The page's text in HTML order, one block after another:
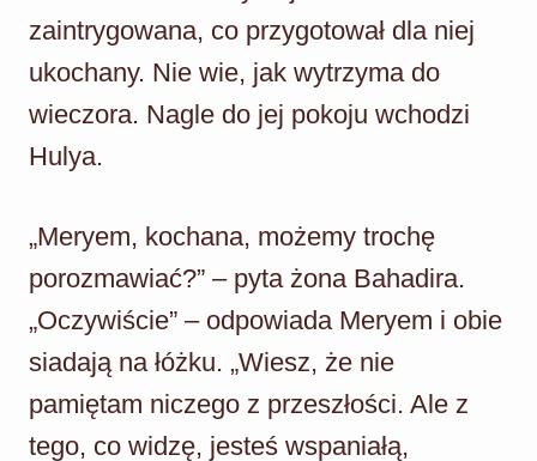
zaintrygowana, co przygotował dla niej
ukochany. Nie wie, jak wytrzyma do
wieczora. Nagle do jej pokoju wchodzi
Hulya.
„Meryem, kochana, możemy trochę
porozmawiać?” – pyta żona Bahadira.
„Oczywiście” – odpowiada Meryem i obie
siadają na łóżku. „Wiesz, że nie
pamiętam niczego z przeszłości. Ale z
tego, co widzę, jesteś wspaniałą,